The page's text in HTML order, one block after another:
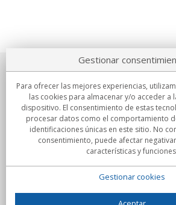
Sobre nosotros
Compromisos
Compras
Gestionar
Para ofrecer las mejores experiencias,
las cookies para almacenar y/o acceder a
dispositivo. El consentimiento de estas
procesar datos como el comportamiento
identificaciones únicas en este sitio. No
consentimiento, puede afectar
características y
Gestionar cookies